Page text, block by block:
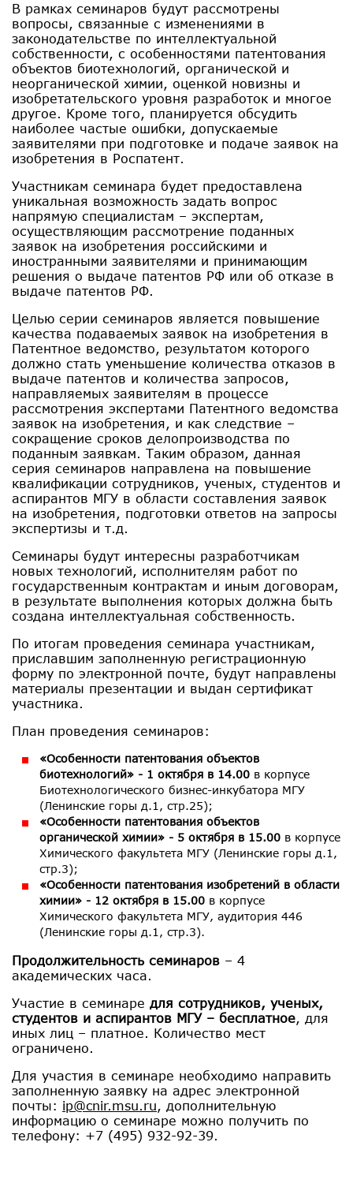
В рамках семинаров будут рассмотрены
вопросы, связанные с изменениями в
законодательстве по интеллектуальной
собственности, с особенностями патентования
объектов биотехнологий, органической и
неорганической химии, оценкой новизны и
изобретательского уровня разработок и многое
другое. Кроме того, планируется обсудить
наиболее частые ошибки, допускаемые
заявителями при подготовке и подаче заявок на
изобретения в Роспатент.
Участникам семинара будет предоставлена
уникальная возможность задать вопрос
напрямую специалистам – экспертам,
осуществляющим рассмотрение поданных
заявок на изобретения российскими и
иностранными заявителями и принимающим
решения о выдаче патентов РФ или об отказе в
выдаче патентов РФ.
Целью серии семинаров является повышение
качества подаваемых заявок на изобретения в
Патентное ведомство, результатом которого
должно стать уменьшение количества отказов в
выдаче патентов и количества запросов,
направляемых заявителям в процессе
рассмотрения экспертами Патентного ведомства
заявок на изобретения, и как следствие –
сокращение сроков делопроизводства по
поданным заявкам. Таким образом, данная
серия семинаров направлена на повышение
квалификации сотрудников, ученых, студентов и
аспирантов МГУ в области составления заявок
на изобретения, подготовки ответов на запросы
экспертизы и т.д.
Семинары будут интересны разработчикам
новых технологий, исполнителям работ по
государственным контрактам и иным договорам,
в результате выполнения которых должна быть
создана интеллектуальная собственность.
По итогам проведения семинара участникам,
приславшим заполненную регистрационную
форму по электронной почте, будут направлены
материалы презентации и выдан сертификат
участника.
План проведения семинаров:
«Особенности патентования объектов
биотехнологий» - 1 октября в 14.00 в корпусе
Биотехнологического бизнес-инкубатора МГУ
(Ленинские горы д.1, стр.25);
«Особенности патентования объектов
органической химии» - 5 октября в 15.00 в корпусе
Химического факультета МГУ (Ленинские горы д.1,
стр.3);
«Особенности патентования изобретений в области
химии» - 12 октября в 15.00 в корпусе
Химического факультета МГУ, аудитория 446
(Ленинские горы д.1, стр.3).
Продолжительность семинаров – 4
академических часа.
Участие в семинаре для сотрудников, ученых,
студентов и аспирантов МГУ – бесплатное, для
иных лиц – платное. Количество мест
ограничено.
Для участия в семинаре необходимо направить
заполненную заявку на адрес электронной
почты: ip@cnir.msu.ru, дополнительную
информацию о семинаре можно получить по
телефону: +7 (495) 932-92-39.